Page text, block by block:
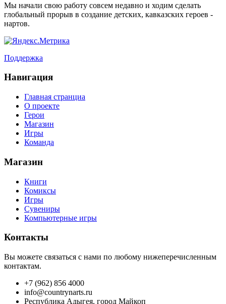
Мы начали свою работу совсем недавно и ходим сделать
глобальный прорыв в создание детских, кавказских героев -
нартов.
Поддержка
Навигация
Главная странциа
О проекте
Герои
Магазин
Игры
Команда
Магазин
Книги
Комиксы
Игры
Сувениры
Компьютерные игры
Контакты
Вы можете связаться с нами по любому нижеперечисленным
контактам.
+7 (962) 856 4000
info@countrynarts.ru
Республика Адыгея, город Майкоп